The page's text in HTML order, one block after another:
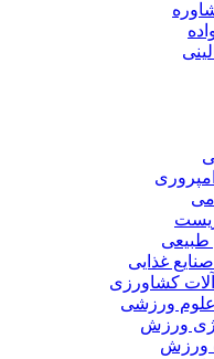
طبیعی
غذایی
کشاورزی
علوم ورزشی
ورزش
ورزش